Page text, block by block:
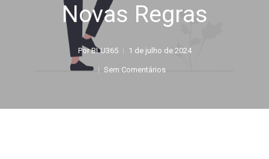
Novas Regras
Por BLU365 1 de julho de 2024
Sem Comentários